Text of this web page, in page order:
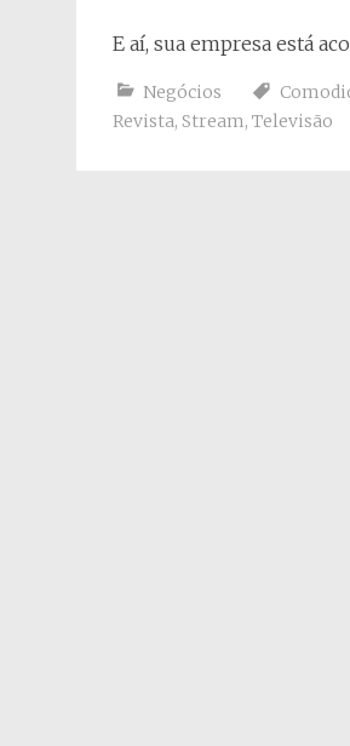
E aí, sua empresa está
Negócios
Revista, Stream, Televisão